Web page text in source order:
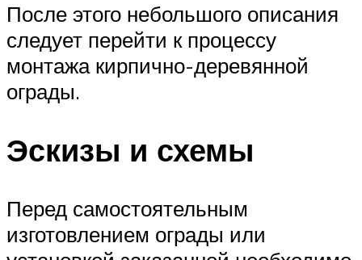
После этого небольшого описания
следует перейти к процессу
монтажа кирпично-деревянной
ограды.
Эскизы и схемы
Перед самостоятельным
изготовлением ограды или